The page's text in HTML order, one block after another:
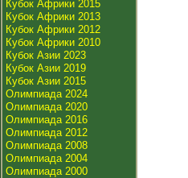
Кубок Африки 2015
Кубок Африки 2013
Кубок Африки 2012
Кубок Африки 2010
Кубок Азии 2023
Кубок Азии 2019
Кубок Азии 2015
Олимпиада 2024
Олимпиада 2020
Олимпиада 2016
Олимпиада 2012
Олимпиада 2008
Олимпиада 2004
Олимпиада 2000